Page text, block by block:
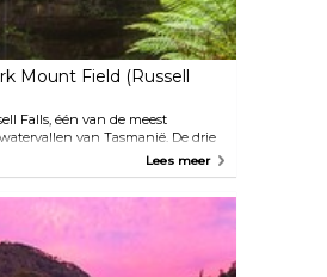
Mount Field (Russell
Falls, één van de meest
van Tasmanië. De drie
omgeven door weelderige
al meer dan honderd jaar
wandelpaden op slechts
van de parkeerplaats.
Lees meer